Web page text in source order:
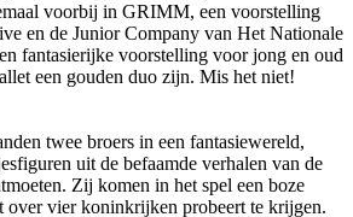
voorbij in GRIMM, een voorstelling
en de Junior Company van Het Nationale
fantasierijke voorstelling voor jong en oud
een gouden duo zijn. Mis het niet!
twee broers in een fantasiewereld,
uit de befaamde verhalen van de
Zij komen in het spel een boze
over vier koninkrijken probeert te krijgen.